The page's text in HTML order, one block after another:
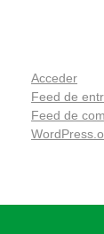
Acceder
Feed de
Feed de